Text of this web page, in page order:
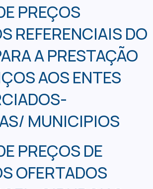
PREÇOS
REFERENCIAIS DO
A PRESTAÇÃO
AOS ENTES
MUNICIPIOS
PREÇOS DE
OFERTADOS